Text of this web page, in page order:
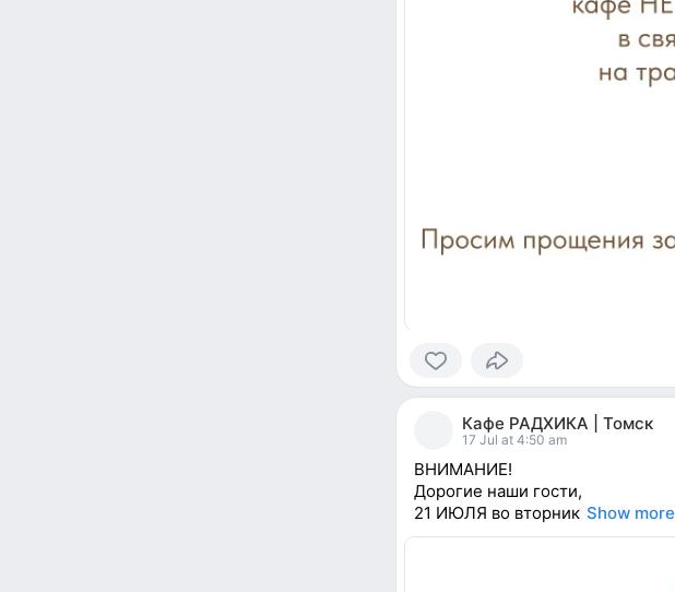
0
reactedКафе РАДХИКА | Томск
17 Jul at 4:50 am
ВНИМАНИЕ!
Дорогие наши гости,
21 ИЮЛЯ во вторник Show more